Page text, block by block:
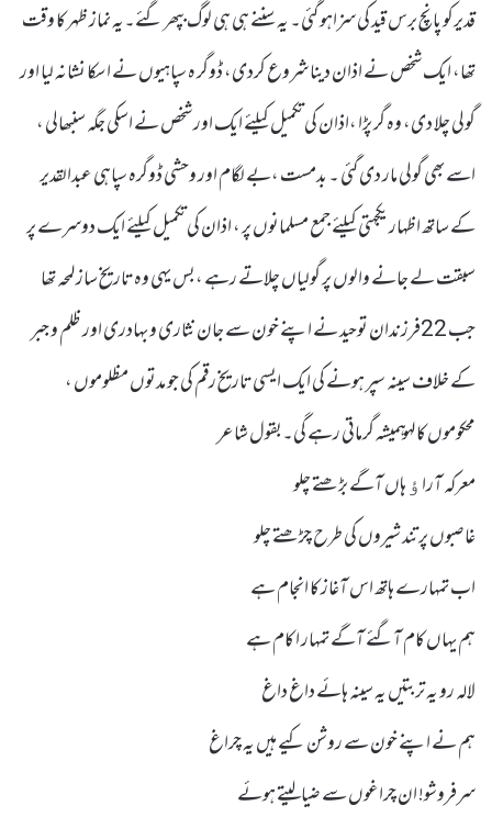
قدیرکو پانچ برس قید کی سزاہو گئی۔ یہ سننے ہی ہی لوگ بپھر گئے۔یہ نماز ظہر کا وقت
تھا، ایک شخص نے اذان دینا شروع کردی، ڈوگر ہ سپاہیوں نے اسکا نشانہ لیا اور
گولی چلا دی، وہ گر پڑا ،اذان کی تکمیل کیلئے ایک اور شخص نے اسکی جگہ سنبھالی ،
اسے بھی گولی مار دی گئی ۔ بدمست ،بے لگام اور وحشی ڈوگرہ سپاہی عبدالقدیر
کے ساتھ اظہار یکجہتی کیلئے جمع مسلمانوں پر ، اذان کی تکمیل کیلئے ایک دوسرے پر
سبقت لے جانے والوں پر گولیاں چلاتے رہے ،بس یہی وہ تاریخ ساز لمحہ تھا
جب 22فرزندان توحید نے اپنے خون سے جان نثاری و بہادری اور ظلم و جبر
کے خلاف سینہ سپر ہونے کی ایک ایسی تاریخ رقم کی جو مدتوں مظلوموں ،
محکوموں کا لہو ہمیشہ گرماتی رہے گی۔بقول شاعر
معرکہ آراﺅ ہاں آگے بڑھتے چلو
غاصبوں پر تند شیروں کی طرح چڑھتے چلو
اب تمہارے ہاتھ اس آغاز کا انجام ہے
ہم یہاں کام آگئے آگے تمہار ا کام ہے
لالہ رو یہ تربتیں یہ سینہ ہائے داغ داغ
ہم نے اپنے خون سے روشن کیے ہیں یہ چراغ
سرفروشو! ان چراغوں سے ضیالیتے ہوئے